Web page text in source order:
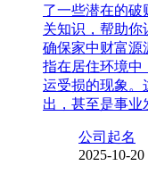
了一些潜在的破
关知识，帮助你
确保家中财富源
指在居住环境中
运受损的现象。
出，甚至是事业
公司起名
2025-10-20